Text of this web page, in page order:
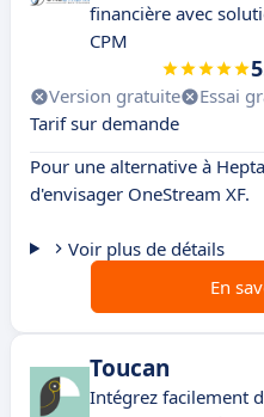
financière avec
CPM
Version gratuite Essai
Tarif sur demande
Pour une alternative à
d'envisager OneStream XF.
Voir plus de détails
En
Toucan
Intégrez facilement